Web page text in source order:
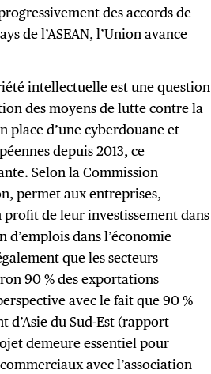
des accords de
de l’ASEAN, l’Union avance
intellectuelle est une question
des moyens de lutte contre la
place d’une cyberdouane et
depuis 2013, ce
Selon la Commission
permet aux entreprises,
de leur investissement dans
d’emplois dans l’économie
que les secteurs
90 % des exportations
avec le fait que 90 %
d’Asie du Sud-Est (rapport
demeure essentiel pour
avec l’association